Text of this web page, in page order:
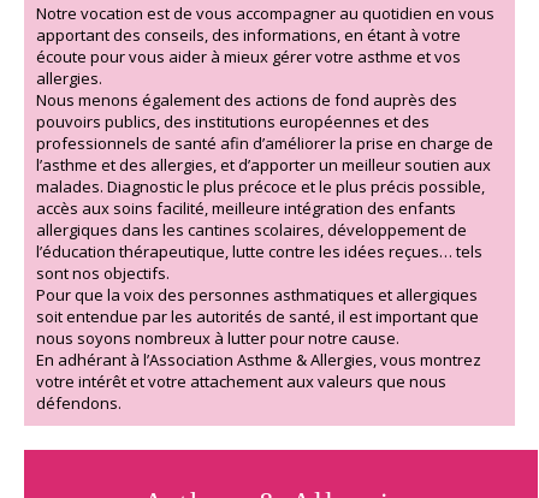
Notre vocation est de vous accompagner au quotidien en vous
apportant des conseils, des informations, en étant à votre
écoute pour vous aider à mieux gérer votre asthme et vos
allergies.
Nous menons également des actions de fond auprès des
pouvoirs publics, des institutions européennes et des
professionnels de santé afin d’améliorer la prise en charge de
l’asthme et des allergies, et d’apporter un meilleur soutien aux
malades. Diagnostic le plus précoce et le plus précis possible,
accès aux soins facilité, meilleure intégration des enfants
allergiques dans les cantines scolaires, développement de
l’éducation thérapeutique, lutte contre les idées reçues… tels
sont nos objectifs.
Pour que la voix des personnes asthmatiques et allergiques
soit entendue par les autorités de santé, il est important que
nous soyons nombreux à lutter pour notre cause.
En adhérant à l’Association Asthme & Allergies, vous montrez
votre intérêt et votre attachement aux valeurs que nous
défendons.